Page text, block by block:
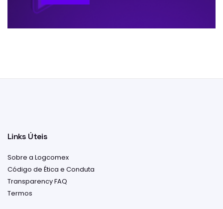
Links Úteis
Sobre a Logcomex
Código de Ética e Conduta
Transparency FAQ
Termos